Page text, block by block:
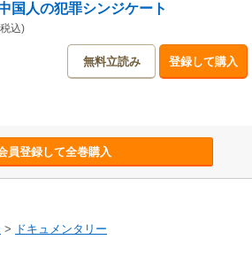
国人の犯罪シンジケート
込)
無料立読み 登録して購入
員登録して全巻購入
> ドキュメンタリー